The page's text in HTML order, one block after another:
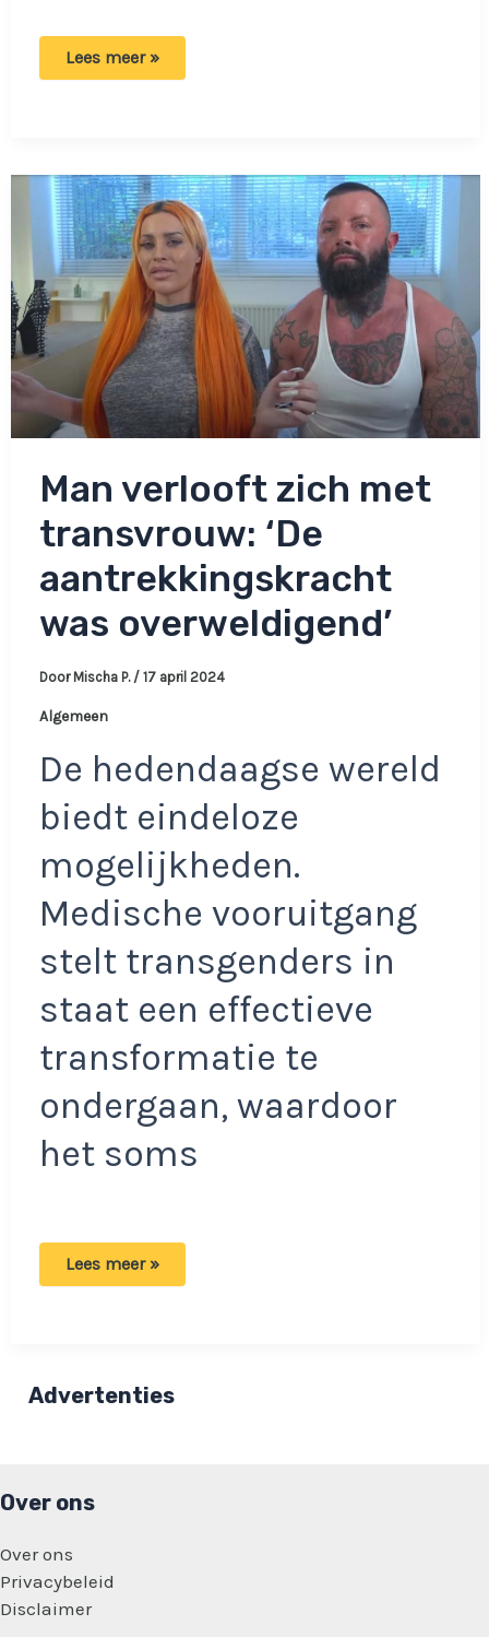
Transvrouw
eindeloos
te
zoeken
naar
de
ware’
Lees meer »
Man verlooft zich met
transvrouw: ‘De
aantrekkingskracht
was overweldigend’
Door Mischa P. / 17 april 2024
Algemeen
De hedendaagse wereld
biedt eindeloze
mogelijkheden.
Medische vooruitgang
stelt transgenders in
staat een effectieve
transformatie te
ondergaan, waardoor
het soms
Man
overweldigend’
Lees meer »
Advertenties
Over ons
Over ons
Privacybeleid
Disclaimer